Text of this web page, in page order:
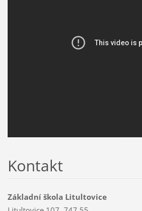
Kontakt
Základní škola Litultovice